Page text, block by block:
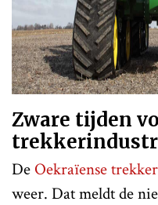
Zware tijden
De Oekraïense
weer. Dat meldt de